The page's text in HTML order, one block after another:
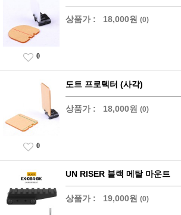
상품가 : 18,000원 (0)
0
도트 프로텍터 (사각)
상품가 : 18,000원 (0)
0
UN RISER 블랙 메탈 마운트
상품가 : 19,000원 (0)